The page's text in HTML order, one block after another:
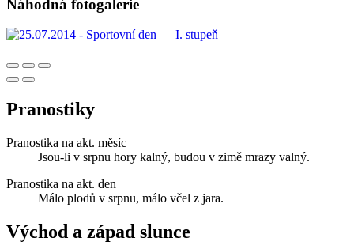
Náhodná fotogalerie
Pranostiky
Pranostika na akt. měsíc
Jsou-li v srpnu hory kalný, budou v zimě mrazy valný.
Pranostika na akt. den
Málo plodů v srpnu, málo včel z jara.
Východ a západ slunce